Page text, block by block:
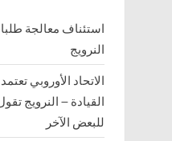
استئناف معالجة
النرويج
الاتحاد الأوروبي
القيادة – النرويج
للبعض الآخر